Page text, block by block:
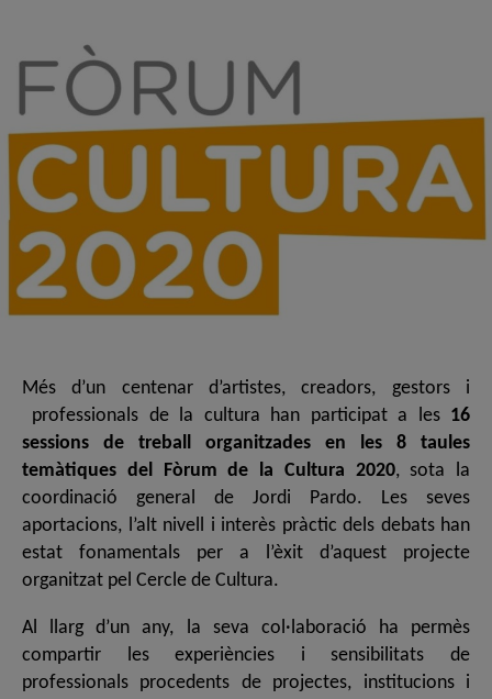
Més d’un centenar d’artistes, creadors, gestors i
professionals de la cultura han participat a les16
sessions de treball organitzades en les 8 taules
temàtiques del Fòrum de la Cultura 2020, sota la
coordinació general de Jordi Pardo. Les seves
aportacions, l’alt nivell i interès pràctic dels debats han
estat fonamentals per a l’èxit d’aquest projecte
organitzat pel Cercle de Cultura.
Al llarg d’un any, la seva col·laboració ha permès
compartir les experiències i sensibilitats de
professionals procedents de projectes, institucions i